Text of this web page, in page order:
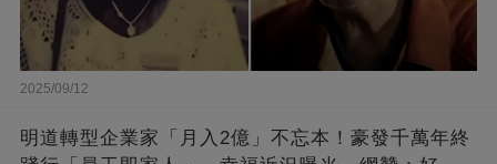
2025/09/12
明道轉型企業家「月入2億」不忘本！豪發千萬年終